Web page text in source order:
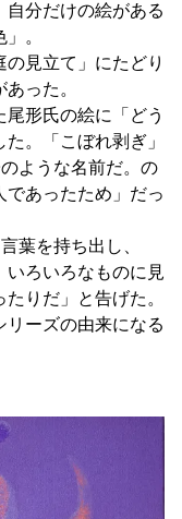
自分だけの絵がある
。
見立て」にたどり
った。
形氏の絵に「どう
。「こぼれ剥ぎ」
ような名前だ。の
であったため」だっ
葉を持ち出し、
いろいろなものに見
りだ」と告げた。
リーズの由来になる